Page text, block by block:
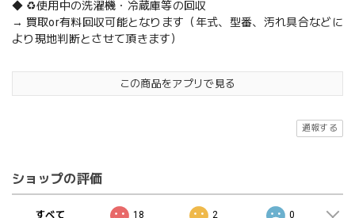
◆ ♻️使用中の洗濯機・冷蔵庫等の回収
→ 買取or有料回収可能となります（年式、型番、汚れ具合などに
より現地判断とさせて頂きます）
この商品をアプリで見る
通報する
ショップの評価
すべて 18 2 0